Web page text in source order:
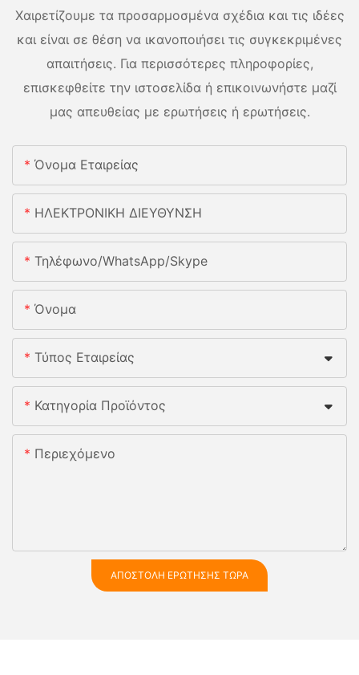
Χαιρετίζουμε τα προσαρμοσμένα σχέδια και τις ιδέες
και είναι σε θέση να ικανοποιήσει τις συγκεκριμένες
απαιτήσεις. Για περισσότερες πληροφορίες,
επισκεφθείτε την ιστοσελίδα ή επικοινωνήστε μαζί
μας απευθείας με ερωτήσεις ή ερωτήσεις.
Όνομα Εταιρείας
ΗΛΕΚΤΡΟΝΙΚΗ ΔΙΕΥΘΥΝΣΗ
Τηλέφωνο/whatsApp/skype
Όνομα
Τύπος Εταιρείας
Κατηγορία Προϊόντος
Περιεχόμενο
ΑΠΟΣΤΟΛΉ ΕΡΏΤΗΣΗΣ ΤΏΡΑ